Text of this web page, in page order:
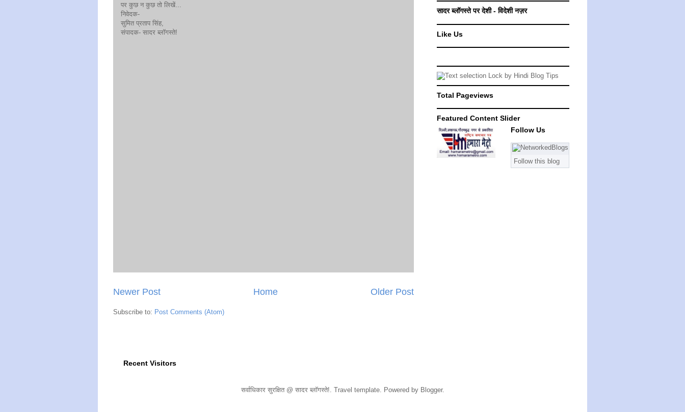
पर कुछ न कुछ तो लिखें...
निवेदक-
सुमित प्रताप सिंह,
संपादक- सादर ब्लॉगस्ते!
Newer Post Older Post
Home
Subscribe to: Post Comments (Atom)
सादर ब्लॉगस्ते पर देशी - विदेशी नज़र
Like Us
Total Pageviews
Featured Content Slider
Follow Us
Follow this blog
Recent Visitors
सर्वाधिकार सुरक्षित @ सादर ब्लॉगस्ते!. Travel template. Powered by Blogger.